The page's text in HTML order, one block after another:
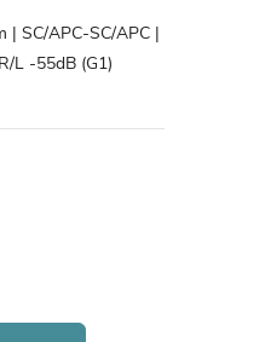
| SC/APC-SC/APC |
L -55dB (G1)